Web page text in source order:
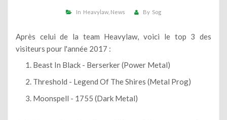
In Heavylaw News By Sog
Après celui de la team Heavylaw, voici le top 3 des
visiteurs pour l'année 2017 :
Beast In Black - Berserker(Power Metal)
Threshold - Legend Of The Shires (Metal Prog)
Moonspell - 1755 (Dark Metal)